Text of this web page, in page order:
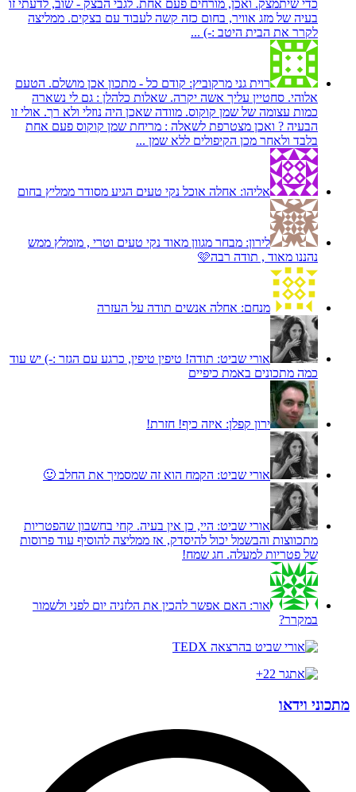
כדי שיתמצק. ואכן, מורחים פעם אחת. לגבי הבצק - שוב, לדעתי זו
בעיה של מזג אוויר, בחום כזה קשה לעבוד עם בצקים. ממליצה
לקרר את הבית היטב :-) ...
רוית גני מרקוביץ: קודם כל - מתכון אכן מושלם. הטעם
אלוהי. סחטיין עליך אשה יקרה. שאלות כלהלן : גם לי נשארה
כמות עצומה של שמן קוקוס. מוודה שאכן היה נוזלי ולא רך. אולי זו
הבעיה ? ואכן מצטרפת לשאלה : מריחת שמן קוקוס פעם אחת
בלבד ולאחר מכן הקיפולים ללא שמן ...
אליהו: אחלה אוכל נקי טעים הגיע מסודר ממליץ בחום
לירון: מבחר מגוון מאוד נקי טעים וטרי , מומלץ ממש
נהננו מאוד , תודה רבה🩷
מנחם: אחלה אנשים תודה על העזרה
אורי שביט: תודה! טיפין טיפין, כרגע עם הגזר :-) יש עוד
כמה מתכונים באמת כיפיים
ירון קפלן: איזה כיף! חזרת!
אורי שביט: הקמח הוא זה שמסמיך את החלב 🙂
אורי שביט: היי, כן אין בעיה. קחי בחשבון שהפטריות
מתכווצות והבשמל יכול להיסדק, אז ממליצה להוסיף עוד פרוסות
של פטריות למעלה. חג שמח!
אור: האם אפשר להכין את הלזניה יום לפני ולשמור
במקרר?
מתכוני וידאו